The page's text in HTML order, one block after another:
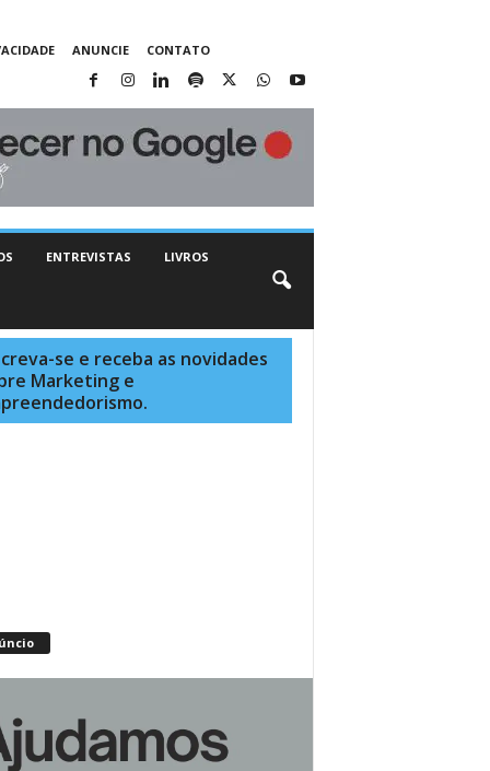
ANUNCIE CONTATO
ENTREVISTAS LIVROS
se e receba as novidades
Marketing e